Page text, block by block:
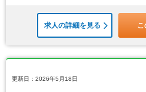
求人の詳細を見る こ
更新日：2026年5月18日